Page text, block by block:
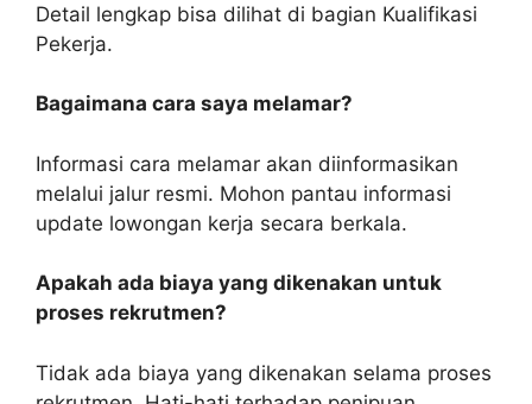
Detail lengkap bisa dilihat di bagian Kualifikasi
Pekerja.
Bagaimana cara saya melamar?
Informasi cara melamar akan diinformasikan
melalui jalur resmi. Mohon pantau informasi
update lowongan kerja secara berkala.
Apakah ada biaya yang dikenakan untuk
proses rekrutmen?
Tidak ada biaya yang dikenakan selama proses